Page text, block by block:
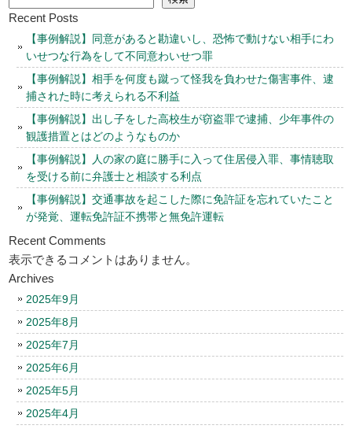
Recent Posts
【事例解説】同意があると勘違いし、恐怖で動けない相手にわ
いせつな行為をして不同意わいせつ罪
【事例解説】相手を何度も蹴って怪我を負わせた傷害事件、逮
捕された時に考えられる不利益
【事例解説】出し子をした高校生が窃盗罪で逮捕、少年事件の
観護措置とはどのようなものか
【事例解説】人の家の庭に勝手に入って住居侵入罪、事情聴取
を受ける前に弁護士と相談する利点
【事例解説】交通事故を起こした際に免許証を忘れていたこと
が発覚、運転免許証不携帯と無免許運転
Recent Comments
表示できるコメントはありません。
Archives
2025年9月
2025年8月
2025年7月
2025年6月
2025年5月
2025年4月